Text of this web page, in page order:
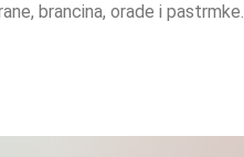
brancina, orade i pastrmke.